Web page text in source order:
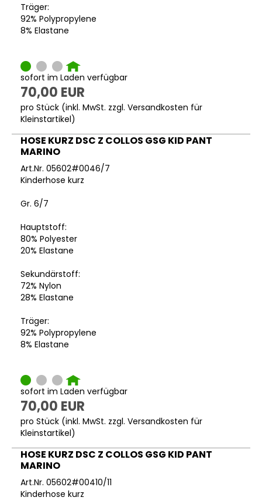
Träger:
92% Polypropylene
8% Elastane
sofort im Laden verfügbar
70,00 EUR
pro Stück (inkl. MwSt. zzgl. Versandkosten für
Kleinstartikel)
HOSE KURZ DSC Z COLLOS GSG KID PANT
MARINO
Art.Nr. 05602#0046/7
Kinderhose kurz
Gr. 6/7
Hauptstoff:
80% Polyester
20% Elastane
Sekundärstoff:
72% Nylon
28% Elastane
Träger:
92% Polypropylene
8% Elastane
sofort im Laden verfügbar
70,00 EUR
pro Stück (inkl. MwSt. zzgl. Versandkosten für
Kleinstartikel)
HOSE KURZ DSC Z COLLOS GSG KID PANT
MARINO
Art.Nr. 05602#00410/11
Kinderhose kurz